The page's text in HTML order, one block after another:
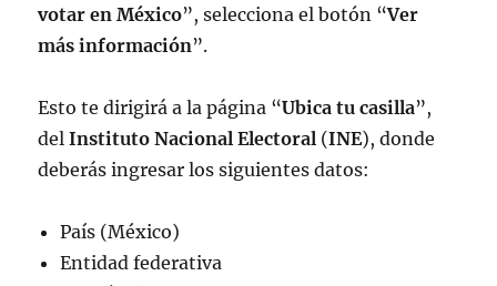
votar en México”, selecciona el botón “Ver
más información”.
Esto te dirigirá a la página “Ubica tu casilla”,
delInstituto Nacional Electoral (INE), donde
deberás ingresar los siguientes datos:
País (México)
Entidad federativa